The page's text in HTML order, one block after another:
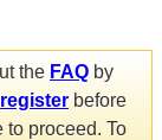
the FAQ by
register before
to proceed. To